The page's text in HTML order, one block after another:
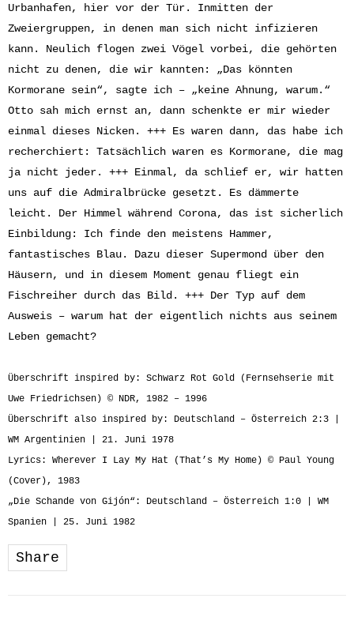
Urbanhafen, hier vor der Tür. Inmitten der
Zweiergruppen, in denen man sich nicht infizieren
kann. Neulich flogen zwei Vögel vorbei, die gehörten
nicht zu denen, die wir kannten: „Das könnten
Kormorane sein“, sagte ich – „keine Ahnung, warum.“
Otto sah mich ernst an, dann schenkte er mir wieder
einmal dieses Nicken. +++ Es waren dann, das habe ich
recherchiert: Tatsächlich waren es Kormorane, die mag
ja nicht jeder. +++ Einmal, da schlief er, wir hatten
uns auf die Admiralbrücke gesetzt. Es dämmerte
leicht. Der Himmel während Corona, das ist sicherlich
Einbildung: Ich finde den meistens Hammer,
fantastisches Blau. Dazu dieser Supermond über den
Häusern, und in diesem Moment genau fliegt ein
Fischreiher durch das Bild. +++ Der Typ auf dem
Ausweis – warum hat der eigentlich nichts aus seinem
Leben gemacht?
Überschrift inspired by: Schwarz Rot Gold (Fernsehserie mit
Uwe Friedrichsen) © NDR, 1982 – 1996
Überschrift also inspired by: Deutschland – Österreich 2:3 |
WM Argentinien | 21. Juni 1978
Lyrics: Wherever I Lay My Hat (That’s My Home) © Paul Young
(Cover), 1983
„Die Schande von Gijón“: Deutschland – Österreich 1:0 | WM
Spanien | 25. Juni 1982
Share